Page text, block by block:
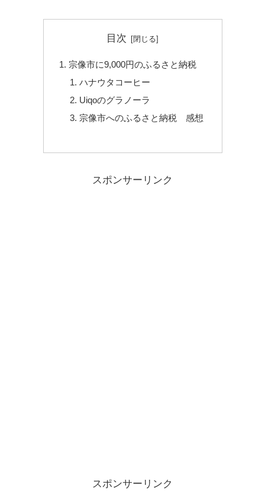
目次
宗像市に9,000円のふるさと納税
ハナウタコーヒー
Uiqoのグラノーラ
宗像市へのふるさと納税 感想
スポンサーリンク
スポンサーリンク